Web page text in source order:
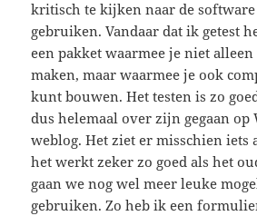
kritisch te kijken naar de
gebruiken. Vandaar dat ik getest
een pakket waarmee je niet
maken, maar waarmee je ook
kunt bouwen. Het testen is zo
dus helemaal over zijn gegaan op
weblog. Het ziet er misschien iets
het werkt zeker zo goed als het
gaan we nog wel meer leuke
gebruiken. Zo heb ik een